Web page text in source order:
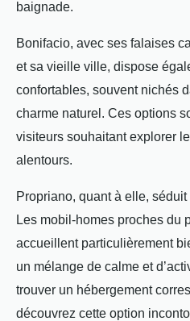
baignade.
Bonifacio, avec ses falaises
et sa vieille ville, dispose
confortables, souvent nichés
charme naturel. Ces options
visiteurs souhaitant explorer
alentours.
Propriano, quant à elle,
Les mobil-homes proches du
accueillent particulièrement
un mélange de calme et
trouver un hébergement
découvrez cette option